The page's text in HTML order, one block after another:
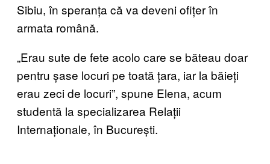
Sibiu, în speranța că va deveni ofițer în
armata română.
„Erau sute de fete acolo care se băteau doar
pentru șase locuri pe toată țara, iar la băieți
erau zeci de locuri”, spune Elena, acum
studentă la specializarea Relații
Internaționale, în București.